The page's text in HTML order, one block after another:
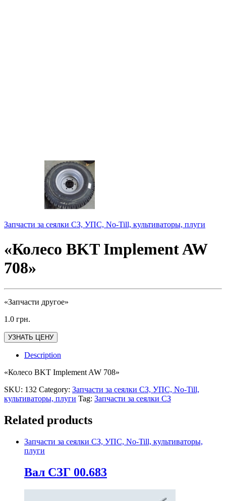
Запчасти за сеялки СЗ, УПС, No-Till, культиваторы, плуги
«Колесо BKT Implement AW
708»
«Запчасти другое»
1.0 грн.
УЗНАТЬ ЦЕНУ
Description
«Колесо BKT Implement AW 708»
SKU: 132 Category: Запчасти за сеялки СЗ, УПС, No-Till,
культиваторы, плуги Tag: Запчасти за сеялки СЗ
Related products
Запчасти за сеялки СЗ, УПС, No-Till, культиваторы,
плуги
Вал СЗГ 00.683